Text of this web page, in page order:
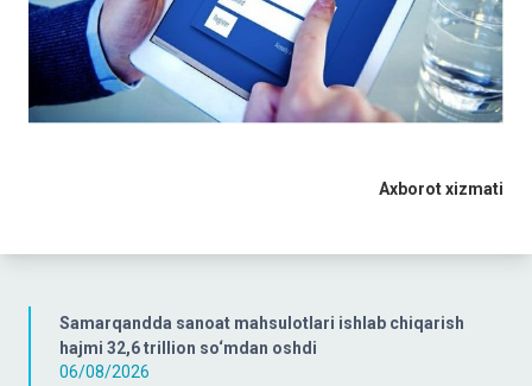
Samarqandda sanoat mahsulotlari ishlab chiqarish
hajmi 32,6 trillion so‘mdan oshdi
06/08/2026
Axborot xizmati